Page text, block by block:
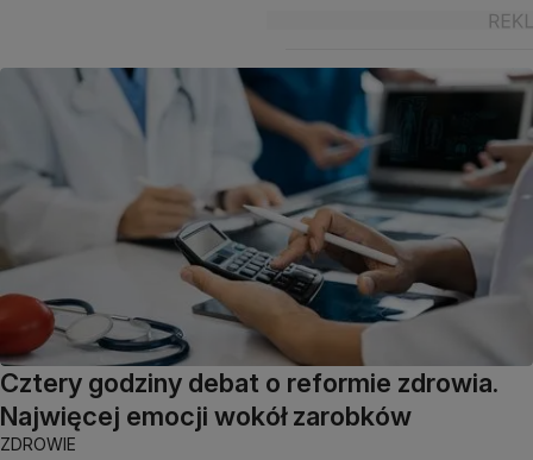
Cztery godziny debat o reformie zdrowia.
Najwięcej emocji wokół zarobków
ZDROWIE